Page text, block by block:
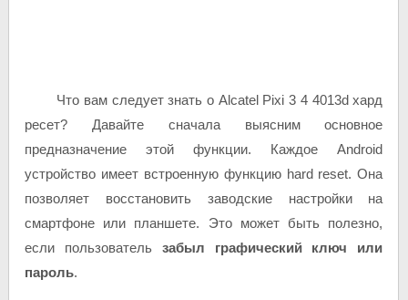
Что вам следует знать о Alcatel Pixi 3 4 4013d хард
ресет? Давайте сначала выясним основное
предназначение этой функции. Каждое Android
устройство имеет встроенную функцию hard reset. Она
позволяет восстановить заводские настройки на
смартфоне или планшете. Это может быть полезно,
если пользователь забыл графический ключ или
пароль.